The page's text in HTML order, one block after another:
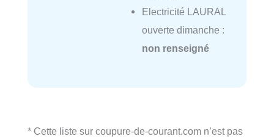
Electricité LAURAL
ouverte dimanche :
non renseigné
* Cette liste sur coupure-de-courant.com n’est pas